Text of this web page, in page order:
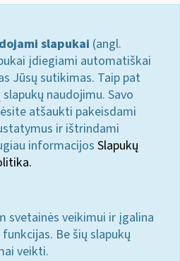
slapukai (angl.
įdiegiami automatiškai
Jūsų sutikimas. Taip pat
naudojimu. Savo
atšaukti pakeisdami
ir ištrindami
informacijos Slapukų
svetainės veikimui ir įgalina
Be šių slapukų
veikti.